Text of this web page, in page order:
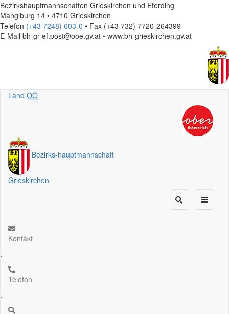
Bezirkshauptmannschaften Grieskirchen und Eferding
Manglburg 14 • 4710 Grieskirchen
Telefon (+43 7248) 603-0 • Fax (+43 732) 7720-264399
E-Mail bh-gr-ef.post@ooe.gv.at • www.bh-grieskirchen.gv.at
Land OÖ
Bezirks-hauptmannschaft
Grieskirchen
Kontakt
.
Telefon
.